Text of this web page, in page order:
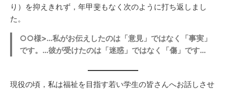
り）を抑えきれず，年甲斐もなく次のように打ち返しまし
た。
○○様>…私がお伝えしたのは「意見」ではなく「事実」
です。…彼が受けたのは「迷惑」ではなく「傷」です…
現役の頃，私は福祉を目指す若い学生の皆さんへお話しさせ